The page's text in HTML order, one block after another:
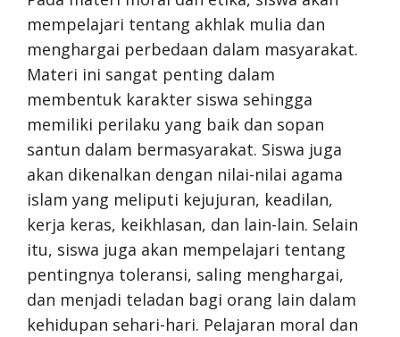
mempelajari tentang akhlak mulia dan
menghargai perbedaan dalam masyarakat.
Materi ini sangat penting dalam
membentuk karakter siswa sehingga
memiliki perilaku yang baik dan sopan
santun dalam bermasyarakat. Siswa juga
akan dikenalkan dengan nilai-nilai agama
islam yang meliputi kejujuran, keadilan,
kerja keras, keikhlasan, dan lain-lain. Selain
itu, siswa juga akan mempelajari tentang
pentingnya toleransi, saling menghargai,
dan menjadi teladan bagi orang lain dalam
kehidupan sehari-hari. Pelajaran moral dan